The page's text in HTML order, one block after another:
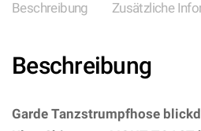
Beschreibung Zusätzliche
Beschreibung
Garde Tanzstrumpfhose